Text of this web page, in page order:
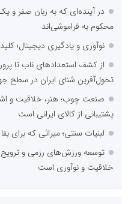
در آینده‌ای که به زبان صفر و
محکوم به فراموشی‌اند
نوآوری و یادگیری دیجیتال؛
از کشف استعدادهای ناب تا
تحول‌آفرین شنای ایران در سطح
صنعت چوب؛ هنر، خلاقیت و
پشتیبانی از کالای ایرانی است
لبنیات سنتی؛ میراثی که برای
توسعه ورزش‌های رزمی و
خلاقیت و نوآوری است